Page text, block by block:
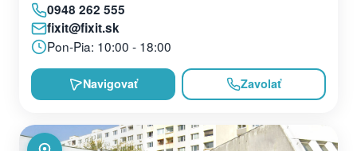
0948 262 555
fixit@fixit.sk
Pon-Pia: 10:00 - 18:00
Navigovať Zavolať